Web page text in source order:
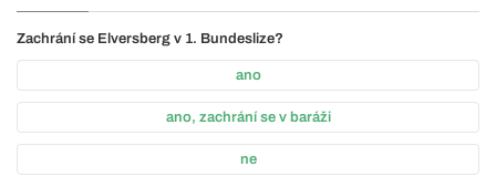
Zachrání se Elversberg v 1. Bundeslize?
ano
ano, zachrání se v baráži
ne